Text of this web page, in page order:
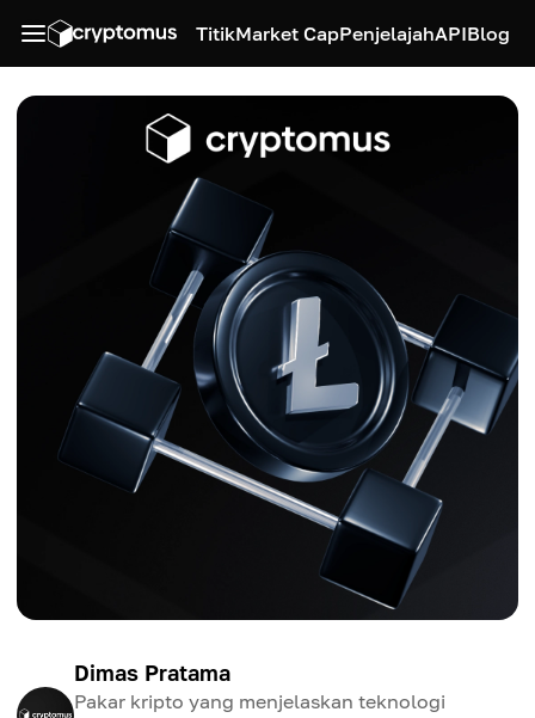
TitikMarket CapPenjelajahAPIBlog
Dimas Pratama
Pakar kripto yang menjelaskan teknologi